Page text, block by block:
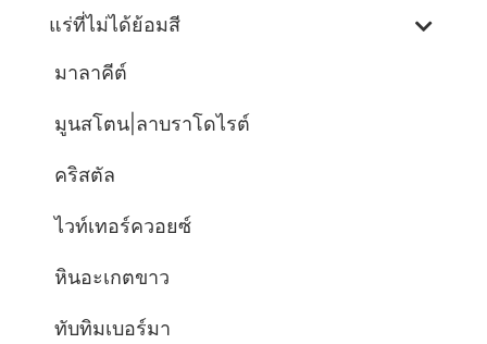
แร่ที่ไม่ได้ย้อมสี
มาลาคีต์
มูนสโตน|ลาบราโดไรต์
คริสตัล
ไวท์เทอร์ควอยซ์
หินอะเกตขาว
ทับทิมเบอร์มา